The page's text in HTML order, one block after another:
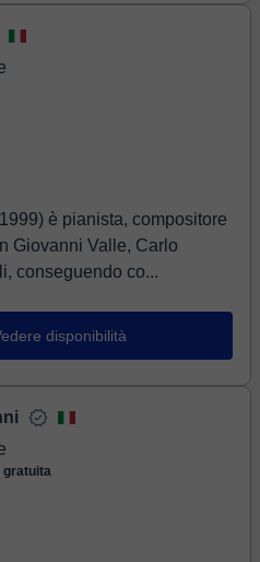
è pianista, compositore
Giovanni Valle, Carlo
conseguendo co...
disponibilità
gratuita